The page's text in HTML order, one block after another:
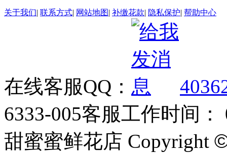
关于我们| 联系方式| 网站地图| 补缴花款| 隐私保护| 帮助中心
在线客服QQ：
6333-005客服工作时间：
甜蜜蜜鲜花店 Copyright